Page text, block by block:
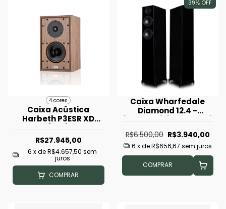
4 cores
Caixa Acústica
Harbeth P3ESR XD
R$27.945,00
6 x deR$4.657,50 sem
juros
COMPRAR
39% OFF
Caixa Wharfedale
Diamond 12.4 -
R$6.500,00 R$3.940,00
6 x deR$656,67 sem juros
COMPRAR